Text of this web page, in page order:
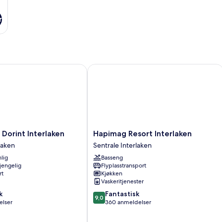
Dorint Interlaken
Interlaken
Hapimag
Resort
Interlaken
Sentrale
Interlaken
Hapimag Resort Interlaken
Sentrale Interlaken
Basseng
Flyplasstransport
Kjøkken
Vaskeritjenester
9.0
av
9,0 Fantastisk
360 anmeldelser
Hapimag Resort Interlaken